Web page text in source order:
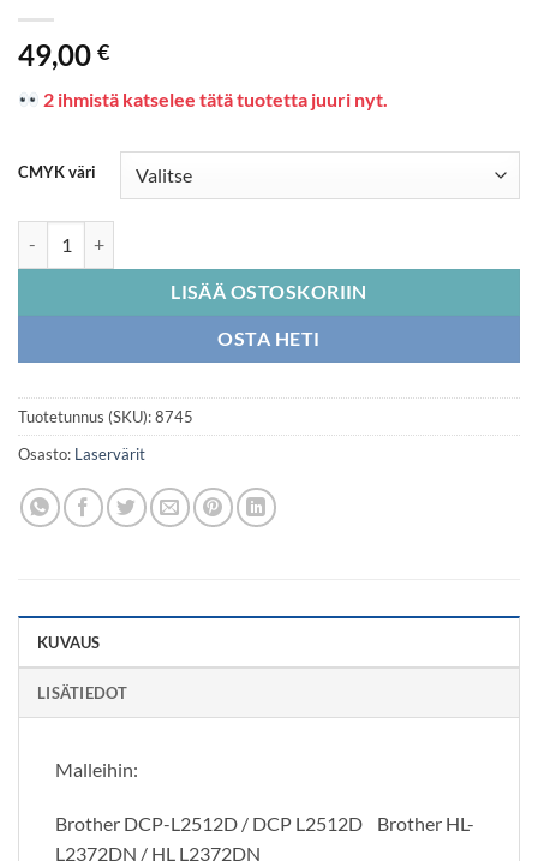
49,00 €
2 ihmistä katselee tätä tuotetta juuri nyt.
CMYK väri
LISÄÄ OSTOSKORIIN
OSTA HETI
Tuotetunnus (SKU):8745
Osasto: Laservärit
KUVAUS
LISÄTIEDOT
Malleihin:
Brother DCP-L2512D / DCP L2512D Brother HL-
L2372DN / HL L2372DN